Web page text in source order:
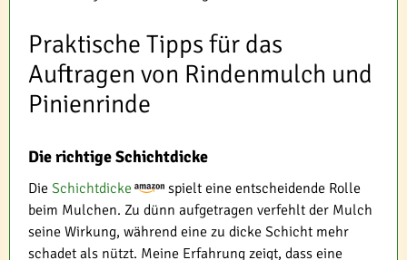
Praktische Tipps für das
Auftragen von Rindenmulch und
Pinienrinde
Die richtige Schichtdicke
Die Schichtdicke
spielt eine entscheidende Rolle
beim Mulchen. Zu dünn aufgetragen verfehlt der Mulch
seine Wirkung, während eine zu dicke Schicht mehr
schadet als nützt. Meine Erfahrung zeigt, dass eine